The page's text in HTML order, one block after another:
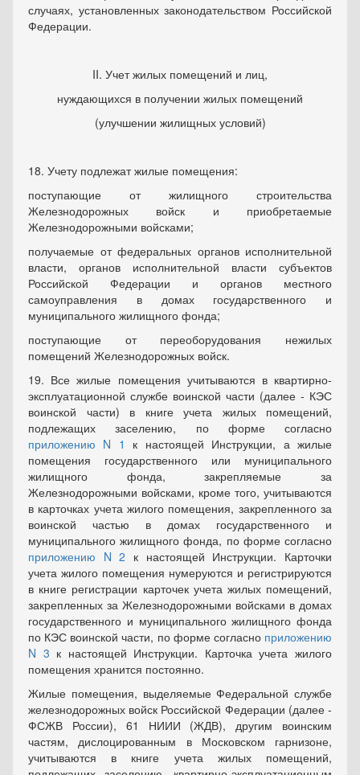
случаях, установленных законодательством Российской
Федерации.
II. Учет жилых помещений и лиц,
нуждающихся в получении жилых помещений
(улучшении жилищных условий)
18. Учету подлежат жилые помещения:
поступающие от жилищного строительства
Железнодорожных войск и приобретаемые
Железнодорожными войсками;
получаемые от федеральных органов исполнительной
власти, органов исполнительной власти субъектов
Российской Федерации и органов местного
самоуправления в домах государственного и
муниципального жилищного фонда;
поступающие от переоборудования нежилых
помещений Железнодорожных войск.
19. Все жилые помещения учитываются в квартирно-
эксплуатационной службе воинской части (далее - КЭС
воинской части) в книге учета жилых помещений,
подлежащих заселению, по форме согласно
приложению N 1
к настоящей Инструкции, а жилые
помещения государственного или муниципального
жилищного фонда, закрепляемые за
Железнодорожными войсками, кроме того, учитываются
в карточках учета жилого помещения, закрепленного за
воинской частью в домах государственного и
муниципального жилищного фонда, по форме согласно
приложению N 2 к настоящей Инструкции. Карточки
учета жилого помещения нумеруются и регистрируются
в книге регистрации карточек учета жилых помещений,
закрепленных за Железнодорожными войсками в домах
государственного и муниципального жилищного фонда
по КЭС воинской части, по форме согласно приложению
N 3 к настоящей Инструкции. Карточка учета жилого
помещения хранится постоянно.
Жилые помещения, выделяемые Федеральной службе
железнодорожных войск Российской Федерации (далее -
ФСЖВ России), 61 НИИИ (ЖДВ), другим воинским
частям, дислоцированным в Московском гарнизоне,
учитываются в книге учета жилых помещений,